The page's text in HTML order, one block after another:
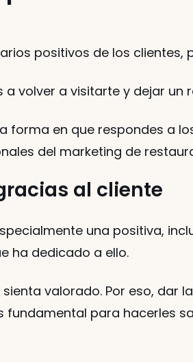
positivos de los clientes,
volver a visitarte y dejar un
forma en que respondes a
del marketing de
al cliente
una positiva,
ha dedicado a ello.
valorado. Por eso, dar
fundamental para hacerles